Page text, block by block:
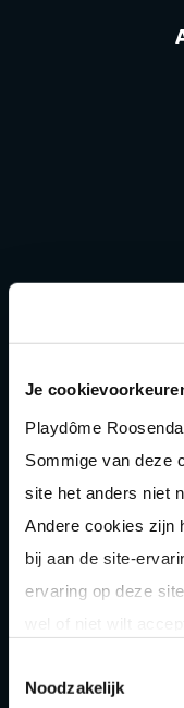
Je
Playdôme
Sommige van deze
site het anders niet
Andere cookies zijn
bij aan de site-
ervaring op deze
Noodzakelijk